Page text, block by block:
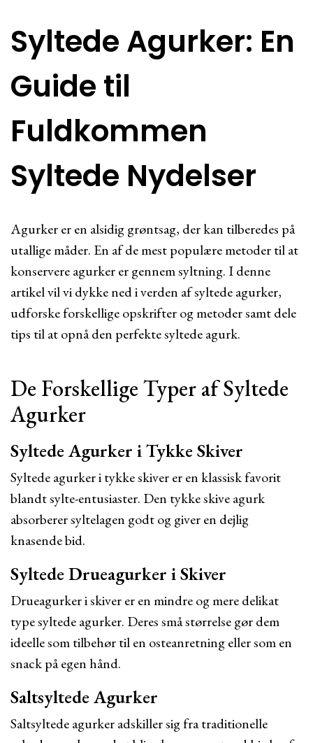
Syltede Agurker: En
Guide til
Fuldkommen
Syltede Nydelser
Agurker er en alsidig grøntsag, der kan tilberedes på
utallige måder. En af de mest populære metoder til at
konservere agurker er gennem syltning. I denne
artikel vil vi dykke ned i verden af syltede agurker,
udforske forskellige opskrifter og metoder samt dele
tips til at opnå den perfekte syltede agurk.
De Forskellige Typer af Syltede
Agurker
Syltede Agurker i Tykke Skiver
Syltede agurker i tykke skiver er en klassisk favorit
blandt sylte-entusiaster. Den tykke skive agurk
absorberer syltelagen godt og giver en dejlig
knasende bid.
Syltede Drueagurker i Skiver
Drueagurker i skiver er en mindre og mere delikat
type syltede agurker. Deres små størrelse gør dem
ideelle som tilbehør til en osteanretning eller som en
snack på egen hånd.
Saltsyltede Agurker
Saltsyltede agurker adskiller sig fra traditionelle